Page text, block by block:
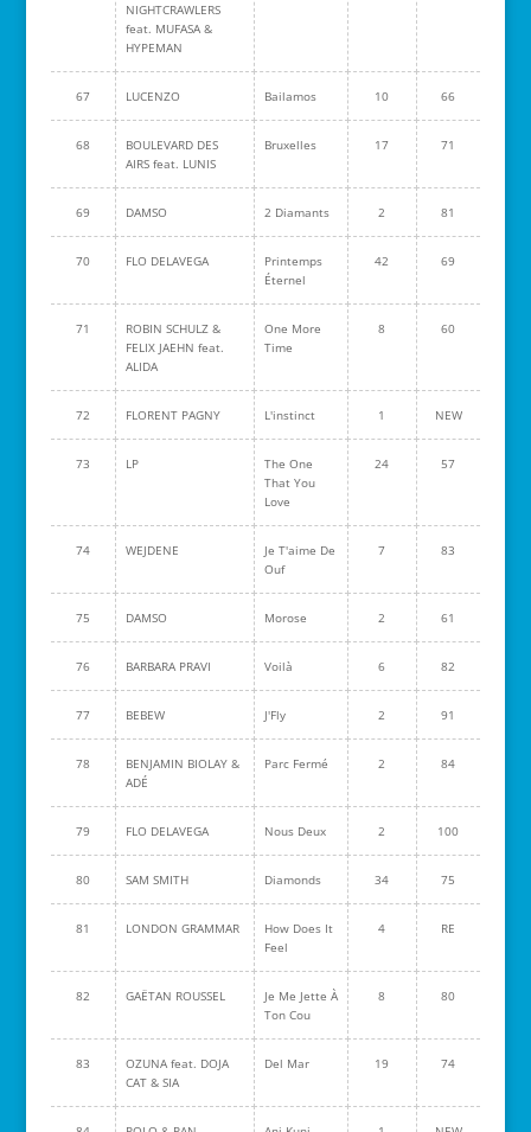
NIGHTCRAWLERS
feat. MUFASA &
HYPEMAN
67 LUCENZO Bailamos 10 66
68
BOULEVARD DES
AIRS feat. LUNIS
Bruxelles 17 71
69 DAMSO 2 Diamants 2 81
70 FLO DELAVEGA
Printemps
Éternel
42 69
71
ROBIN SCHULZ &
FELIX JAEHN feat.
ALIDA
One More
Time
8 60
72 FLORENT PAGNY L'instinct 1 NEW
73 LP
The One
That You
Love
24 57
74 WEJDENE
Je T'aime De
Ouf
7 83
75 DAMSO Morose 2 61
76 BARBARA PRAVI Voilà 6 82
77 BEBEW J'Fly 2 91
78
BENJAMIN BIOLAY &
ADÉ
Parc Fermé 2 84
79 FLO DELAVEGA Nous Deux 2 100
80 SAM SMITH Diamonds 34 75
81 LONDON GRAMMAR
How Does It
Feel
4 RE
82 GAËTAN ROUSSEL
Je Me Jette À
Ton Cou
8 80
83
OZUNA feat. DOJA
CAT & SIA
Del Mar 19 74